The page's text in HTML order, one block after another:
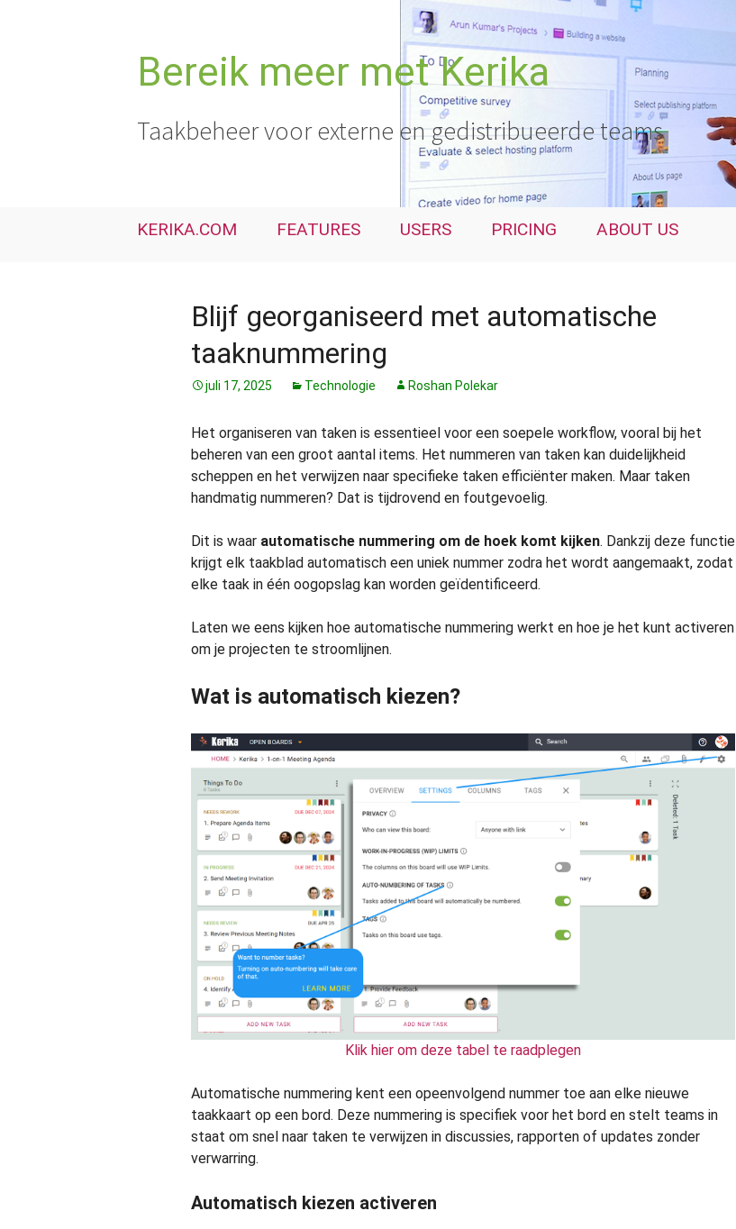
Bereik meer met Kerika
Taakbeheer voor externe en gedistribueerde teams
KERIKA.COM FEATURES USERS PRICING ABOUT US
Blijf georganiseerd met automatische
taaknummering
juli 17, 2025 Technologie Roshan Polekar
Het organiseren van taken is essentieel voor een soepele workflow, vooral bij het
beheren van een groot aantal items. Het nummeren van taken kan duidelijkheid
scheppen en het verwijzen naar specifieke taken efficiënter maken. Maar taken
handmatig nummeren? Dat is tijdrovend en foutgevoelig.
Dit is waar automatische nummering om de hoek komt kijken. Dankzij deze functie
krijgt elk taakblad automatisch een uniek nummer zodra het wordt aangemaakt, zodat
elke taak in één oogopslag kan worden geïdentificeerd.
Laten we eens kijken hoe automatische nummering werkt en hoe je het kunt activeren
om je projecten te stroomlijnen.
Wat is automatisch kiezen?
Klik hier om deze tabel te raadplegen
Automatische nummering kent een opeenvolgend nummer toe aan elke nieuwe
taakkaart op een bord. Deze nummering is specifiek voor het bord en stelt teams in
staat om snel naar taken te verwijzen in discussies, rapporten of updates zonder
verwarring.
Automatisch kiezen activeren